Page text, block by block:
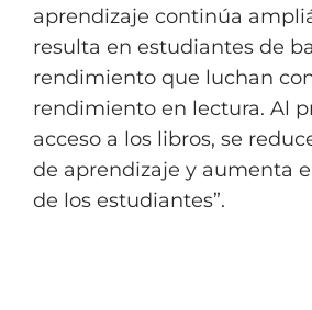
aprendizaje continúa
resulta en estudiantes de
rendimiento que luchan
rendimiento en lectura. Al
acceso a los libros, se
de aprendizaje y aumenta
de los estudiantes”.